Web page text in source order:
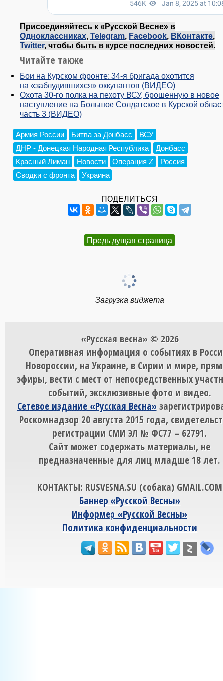
Присоединяйтесь к «Русской Весне» в
Одноклассниках, Telegram, Facebook, ВКонтакте,
Twitter, чтобы быть в курсе последних новостей.
Читайте также
Бои на Курском фронте: 34-я бригада охотится
на «заблудившихся» оккупантов (ВИДЕО)
Охота 30-го полка на пехоту ВСУ, брошенную в новое
наступление на Большое Солдатское в Курской
часть 3 (ВИДЕО)
Армия России Битва за Донбасс
ВСУ
ДНР - Донецкая Народная Республика
Донбасс
Красный Лиман
Новости Операция Z
Россия
Сводки с фронта
Украина
ПОДЕЛИТЬСЯ
Предыдущая страница
Загрузка виджета
«Русская весна» © 2026
Оперативная информация о событиях в
Новороссии, на Украине, в Сирии и мире,
эфиры, вести с мест от непосредственных
событий, эксклюзивные фото и видео.
Сетевое издание «Русская Весна»
Роскомнадзор 20 августа 2015 года,
регистрации СМИ ЭЛ № ФС77 – 62791.
Сайт может содержать материалы, не
предназначенные для лиц младше 18 лет.
КОНТАКТЫ: RUSVESNA.SU (собака) GMAIL.COM
Баннер «Русской Весны»
Информер «Русской Весны»
Политика конфиденциальности